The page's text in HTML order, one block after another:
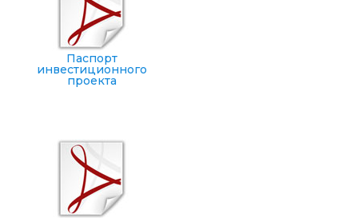
Паспорт
инвестиционного
проекта